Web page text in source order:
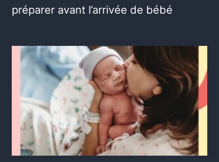
préparer avant l’arrivée de bébé